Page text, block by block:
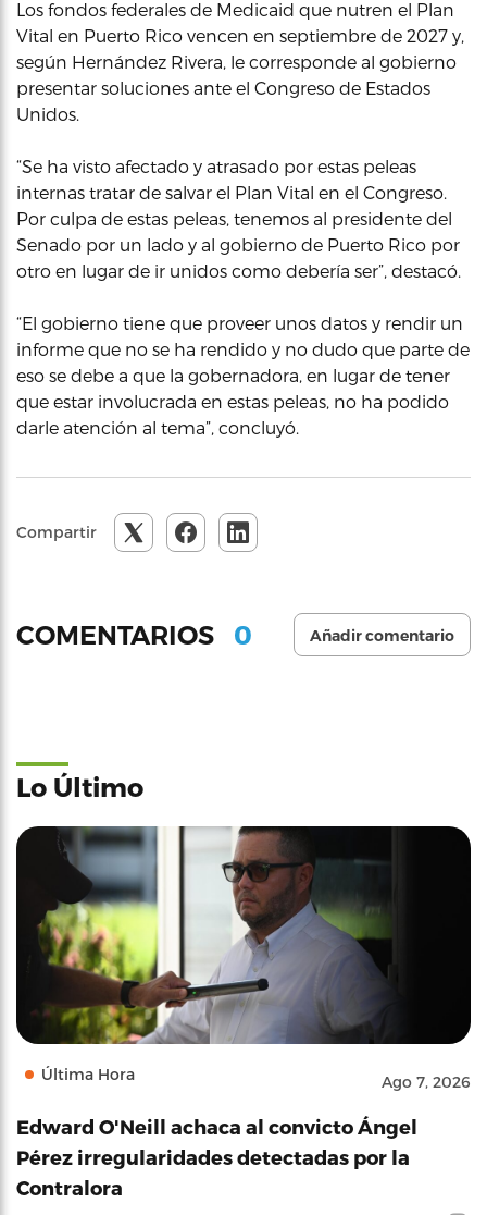
Los fondos federales de Medicaid que nutren el Plan
Vital en Puerto Rico vencen en septiembre de 2027 y,
según Hernández Rivera, le corresponde al gobierno
presentar soluciones ante el Congreso de Estados
Unidos.
“Se ha visto afectado y atrasado por estas peleas
internas tratar de salvar el Plan Vital en el Congreso.
Por culpa de estas peleas, tenemos al presidente del
Senado por un lado y al gobierno de Puerto Rico por
otro en lugar de ir unidos como debería ser”, destacó.
“El gobierno tiene que proveer unos datos y rendir un
informe que no se ha rendido y no dudo que parte de
eso se debe a que la gobernadora, en lugar de tener
que estar involucrada en estas peleas, no ha podido
darle atención al tema”, concluyó.
Compartir
COMENTARIOS 0 Añadir comentario
Lo Último
Última Hora Ago 7, 2026
Edward O'Neill achaca al convicto Ángel
Pérez irregularidades detectadas por la
Contralora